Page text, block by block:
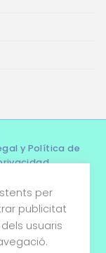
y Política de
y condiciones
de cookies
per
publicitat
usuaris